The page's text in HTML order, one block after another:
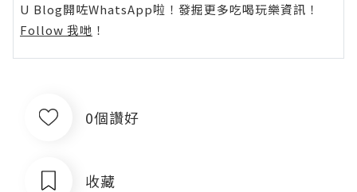
U Blog開咗WhatsApp啦！發掘更多吃喝玩樂資訊！
Follow 我哋 ！
0個讚好
收藏